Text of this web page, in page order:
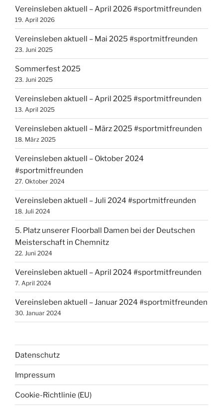
Vereinsleben aktuell – April 2026 #sportmitfreunden
19. April 2026
Vereinsleben aktuell – Mai 2025 #sportmitfreunden
23. Juni 2025
Sommerfest 2025
23. Juni 2025
Vereinsleben aktuell – April 2025 #sportmitfreunden
13. April 2025
Vereinsleben aktuell – März 2025 #sportmitfreunden
18. März 2025
Vereinsleben aktuell – Oktober 2024
#sportmitfreunden
27. Oktober 2024
Vereinsleben aktuell – Juli 2024 #sportmitfreunden
18. Juli 2024
5. Platz unserer Floorball Damen bei der Deutschen
Meisterschaft in Chemnitz
22. Juni 2024
Vereinsleben aktuell – April 2024 #sportmitfreunden
7. April 2024
Vereinsleben aktuell – Januar 2024 #sportmitfreunden
30. Januar 2024
Datenschutz
Impressum
Cookie-Richtlinie (EU)